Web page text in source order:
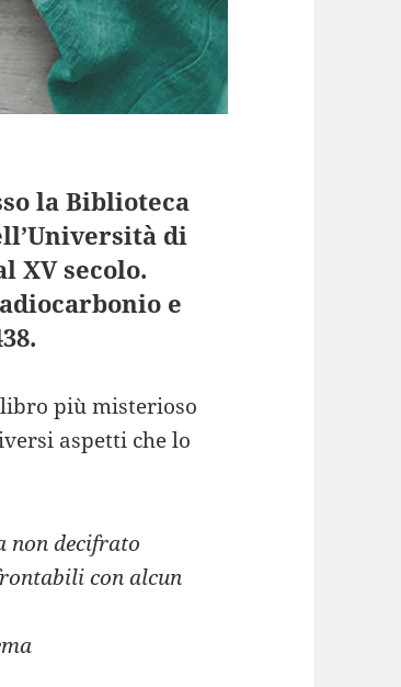
la Biblioteca
di
XV secolo.
e
più misterioso
aspetti che lo
non decifrato
con alcun